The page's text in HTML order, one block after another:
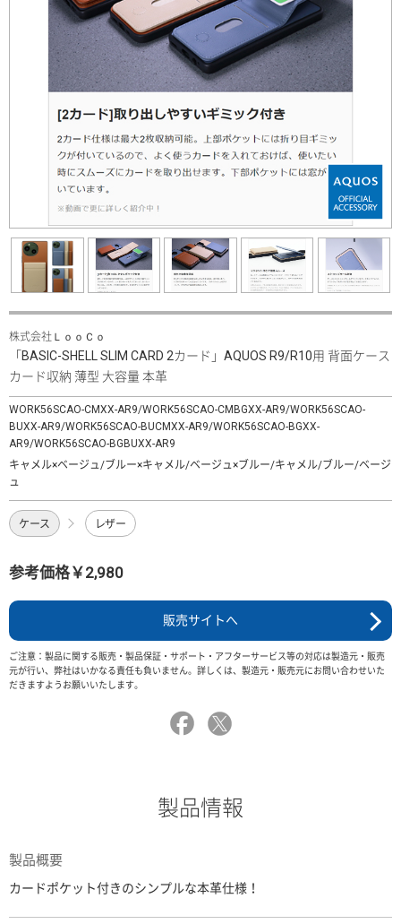
株式会社ＬｏｏＣｏ
「BASIC-SHELL SLIM CARD 2カード」AQUOS R9/R10用 背面ケース
カード収納 薄型 大容量 本革
WORK56SCAO-CMXX-AR9/WORK56SCAO-CMBGXX-AR9/WORK56SCAO-
BUXX-AR9/WORK56SCAO-BUCMXX-AR9/WORK56SCAO-BGXX-
AR9/WORK56SCAO-BGBUXX-AR9
キャメル×ベージュ/ブルー×キャメル/ベージュ×ブルー/キャメル/ブルー/ベージ
ュ
ケース レザー
参考価格￥2,980
販売サイトへ
ご注意：製品に関する販売・製品保証・サポート・アフターサービス等の対応は製造元・販売
元が行い、弊社はいかなる責任も負いません。詳しくは、製造元・販売元にお問い合わせいた
だきますようお願いいたします。
製品情報
製品概要
カードポケット付きのシンプルな本革仕様！